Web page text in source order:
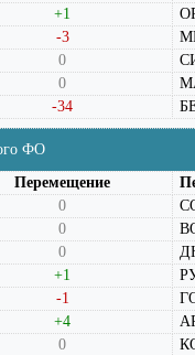
+1
-3
0
0
-34
ФО
Перемещение
0
0
0
+1
-1
+4
0